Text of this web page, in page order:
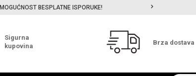
MOGUĆNOST BESPLATNE ISPORUKE!
Sigurna
kupovina
Brza dostava